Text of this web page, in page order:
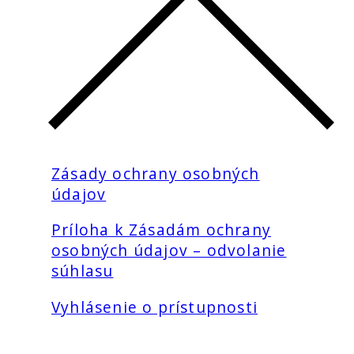
Zásady ochrany osobných
údajov
Príloha k Zásadám ochrany
osobných údajov – odvolanie
súhlasu
Vyhlásenie o prístupnosti